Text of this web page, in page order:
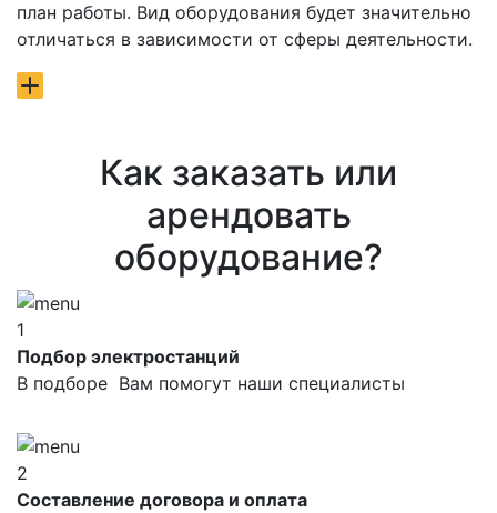
план работы. Вид оборудования будет значительно
отличаться в зависимости от сферы деятельности.
Как заказать или
арендовать
оборудование?
1
Подбор электростанций
В подборе Вам помогут наши специалисты
2
Составление договора и оплата